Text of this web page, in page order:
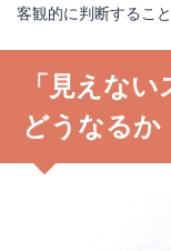
客観的に判断するこ
「見えな
どうなるか